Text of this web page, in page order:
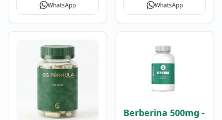
WhatsApp WhatsApp
Berberina 500mg -